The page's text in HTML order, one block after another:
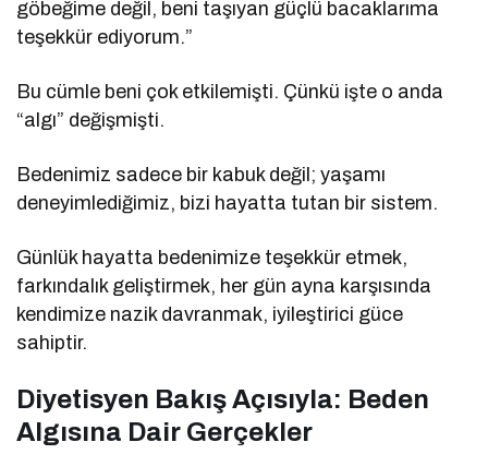
göbeğime değil, beni taşıyan güçlü bacaklarıma
teşekkür ediyorum.”
Bu cümle beni çok etkilemişti. Çünkü işte o anda
“algı” değişmişti.
Bedenimiz sadece bir kabuk değil; yaşamı
deneyimlediğimiz, bizi hayatta tutan bir sistem.
Günlük hayatta bedenimize teşekkür etmek,
farkındalık geliştirmek, her gün ayna karşısında
kendimize nazik davranmak, iyileştirici güce
sahiptir.
Diyetisyen Bakış Açısıyla: Beden
Algısına Dair Gerçekler